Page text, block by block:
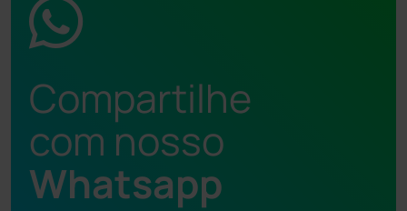
Compartilhe
com nosso
Whatsapp